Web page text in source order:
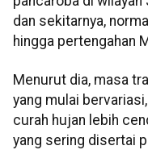
dan sekitarnya,
hingga pertengahan
Menurut dia, masa
yang mulai
curah hujan lebih
yang sering disertai